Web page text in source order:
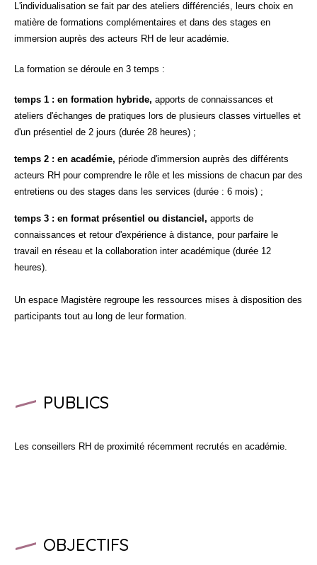
L'individualisation se fait par des ateliers différenciés, leurs choix en
matière de formations complémentaires et dans des stages en
immersion auprès des acteurs RH de leur académie.
La formation se déroule en 3 temps :
temps 1 : en formation hybride, apports de connaissances et
ateliers d'échanges de pratiques lors de plusieurs classes virtuelles et
d'un présentiel de 2 jours (durée 28 heures) ;
temps 2 : en académie, période d'immersion auprès des différents
acteurs RH pour comprendre le rôle et les missions de chacun par des
entretiens ou des stages dans les services (durée : 6 mois) ;
temps 3 : en format présentiel ou distanciel, apports de
connaissances et retour d'expérience à distance, pour parfaire le
travail en réseau et la collaboration inter académique (durée 12
heures).
Un espace Magistère regroupe les ressources mises à disposition des
participants tout au long de leur formation.
PUBLICS
Les conseillers RH de proximité récemment recrutés en académie.
OBJECTIFS